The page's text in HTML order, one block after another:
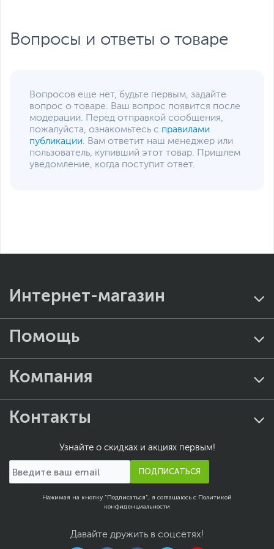
Ссылка на сайт
Xарактеристики, комплект поставки и внешний вид данного товара
могут отличаться от указанных или могут быть изменены
производителем без отражения в каталоге интернет-магазина.
Вопросы и ответы о товаре
Вопросов еще нет, будьте первым, задайте
вопрос о товаре. Ваш вопрос появится после
модерации. Перед отправкой сообщения,
пожалуйста, ознакомьтесь с правилами
публикации. Вам ответит наш менеджер или
пользователь, купивший этот товар. Пришлем
уведомление, когда поступит ответ.
Интернет-магазин
Помощь
Компания
Контакты
Узнайте о скидках и акциях первым!
ПОДПИСАТЬСЯ
Нажимая на кнопку "Подписаться", я соглашаюсь с Политикой
конфиденциальности
Давайте дружить в соцсетях!